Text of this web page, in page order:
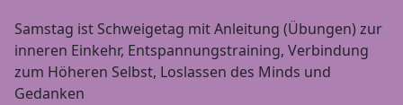
Samstag ist Schweigetag mit Anleitung (Übungen) zur
inneren Einkehr, Entspannungstraining, Verbindung
zum Höheren Selbst, Loslassen des Minds und
Gedanken